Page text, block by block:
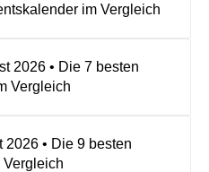
im Vergleich
2026 • Die 7 besten
Vergleich
2026 • Die 9 besten